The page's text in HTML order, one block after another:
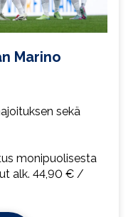
Marino
sekä
monipuolisesta
alk. 44,90 € /